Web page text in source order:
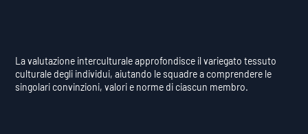
La valutazione interculturale approfondisce il variegato tessuto
culturale degli individui, aiutando le squadre a comprendere le
singolari convinzioni, valori e norme di ciascun membro.